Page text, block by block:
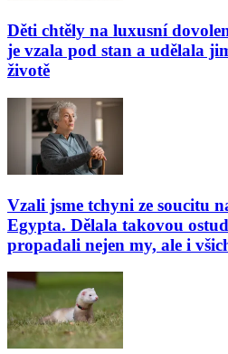
Děti chtěly na luxusní
je vzala pod stan a udělala
životě
Vzali jsme tchyni ze soucitu
Egypta. Dělala takovou
propadali nejen my, ale i